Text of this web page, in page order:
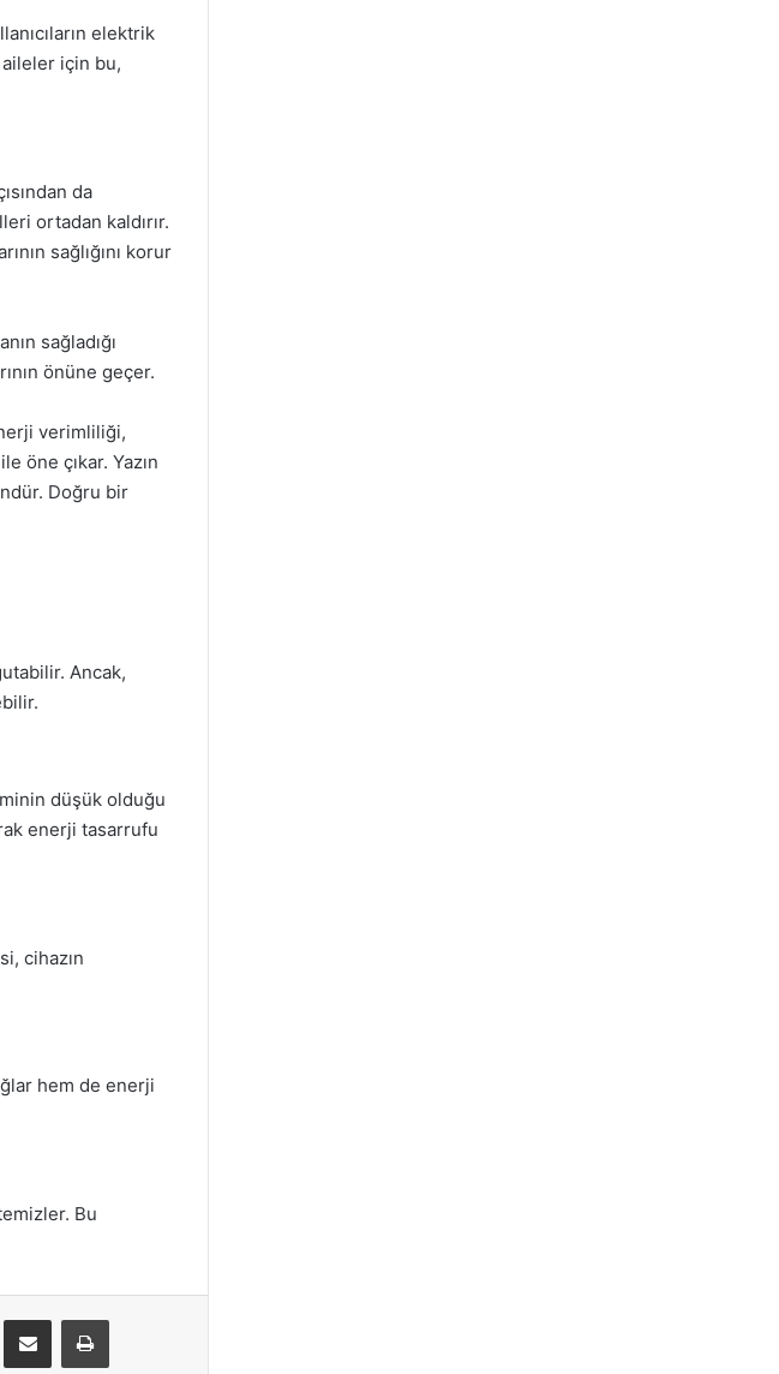
elektrik
aileler için bu,
da
ortadan kaldırır.
sağlığını korur
sağladığı
önüne geçer.
verimliliği,
öne çıkar. Yazın
Doğru bir
Ancak,
düşük olduğu
enerji tasarrufu
cihazın
hem de enerji
Bu
E-Posta ile paylaş Yazdır